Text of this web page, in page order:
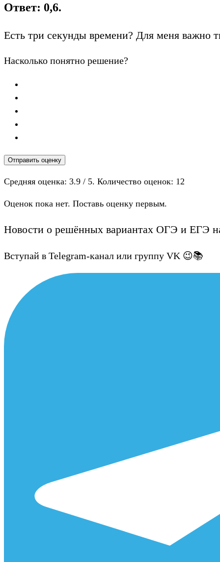
Ответ: 0,6.
Есть три секунды времени? Для меня важно
Насколько понятно решение?
Отправить оценку
Средняя оценка: 3.9 / 5. Количество оценок: 12
Оценок пока нет. Поставь оценку первым.
Новости о решённых вариантах ОГЭ и ЕГЭ
Вступай в Telegram-канал или группу VK 😉📚